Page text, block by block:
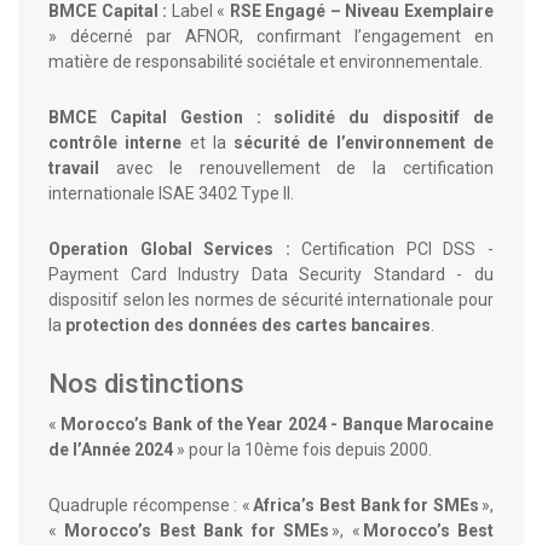
BMCE Capital : Label « RSE Engagé – Niveau Exemplaire
» décerné par AFNOR, confirmant l’engagement en
matière de responsabilité sociétale et environnementale.
BMCE Capital Gestion : solidité du dispositif de
contrôle interne et la sécurité de l’environnement de
travail
avec le renouvellement de la certification
internationale ISAE 3402 Type II.
Operation Global Services :Certification PCI DSS -
Payment Card Industry Data Security Standard - du
dispositif selon les normes de sécurité internationale pour
la protection des données des cartes bancaires.
Nos distinctions
« Morocco’s Bank of the Year 2024 - Banque Marocaine
de l’Année 2024 » pour la 10ème fois depuis 2000.
Quadruple récompense : «Africa’s Best Bank for SMEs »,
«
Morocco’s Best Bank for SMEs », « Morocco’s Best